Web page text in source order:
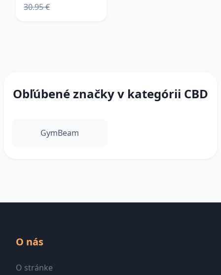
30.95 €
Obľúbené značky v kategórii CBD
GymBeam
O nás
O stránke